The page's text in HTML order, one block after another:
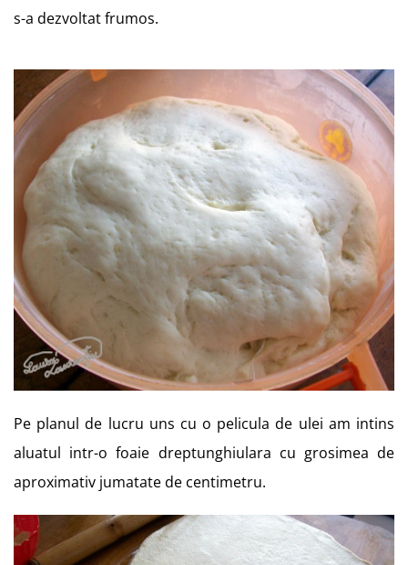
s-a dezvoltat frumos.
Pe planul de lucru uns cu o pelicula de ulei am intins
aluatul intr-o foaie dreptunghiulara cu grosimea de
aproximativ jumatate de centimetru.